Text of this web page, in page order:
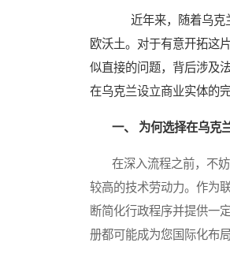
近年来，随着乌克兰
欧沃土。对于有意开拓这
似直接的问题，背后涉及
在乌克兰设立商业实体的
一、 为何选择在乌克
在深入流程之前，不妨
较高的技术劳动力。作为
断简化行政程序并提供一
册都可能成为您国际化布